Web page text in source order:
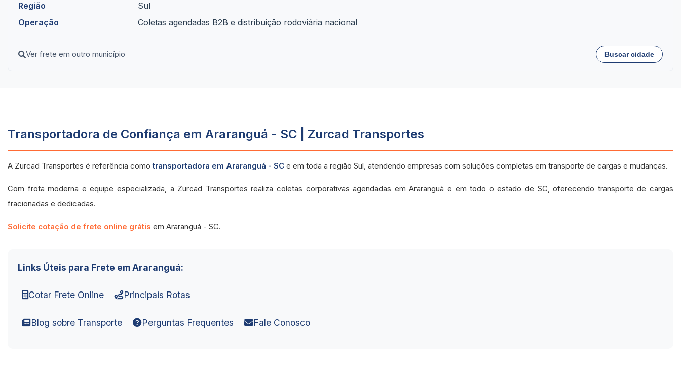
Região
Sul
Operação
Coletas agendadas B2B e distribuição rodoviária nacional
Ver frete em outro município Buscar cidade
Transportadora de Confiança em Araranguá - SC | Zurcad Transportes
A Zurcad Transportes é referência comotransportadora em Araranguá - SC e em toda a região Sul, atendendo empresas com soluções completas em transporte de cargas e mudanças.
Com frota moderna e equipe especializada, a Zurcad Transportes realiza coletas corporativas agendadas em Araranguá e em todo o estado de SC, oferecendo transporte de cargas
fracionadas e dedicadas.
Solicite cotação de frete online grátis em Araranguá - SC.
Links Úteis para Frete em Araranguá:
Cotar Frete Online Principais Rotas
Blog sobre Transporte Perguntas Frequentes Fale Conosco